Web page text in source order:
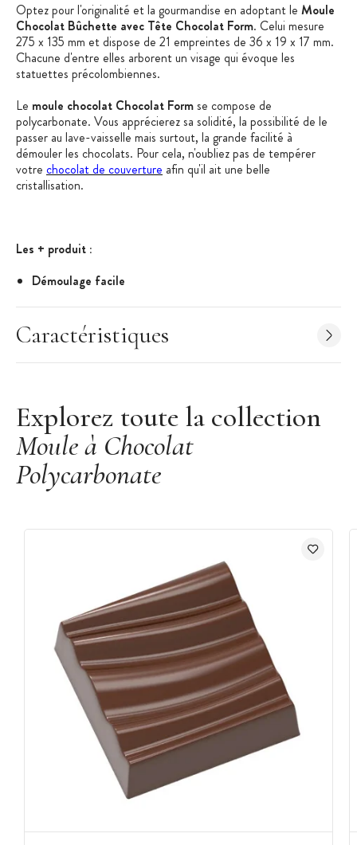
Optez pour l'originalité et la gourmandise en adoptant le Moule
Chocolat Bûchette avec Tête Chocolat Form. Celui mesure
275 x 135 mm et dispose de 21 empreintes de 36 x 19 x 17 mm.
Chacune d'entre elles arborent un visage qui évoque les
statuettes précolombiennes.
Le moule chocolat Chocolat Formse compose de
polycarbonate. Vous apprécierez sa solidité, la possibilité de le
passer au lave-vaisselle mais surtout, la grande facilité à
démouler les chocolats. Pour cela, n'oubliez pas de tempérer
votre chocolat de couverture afin qu'il ait une belle
cristallisation.
Les + produit :
Démoulage facile
Entretien simple
Caractéristiques du Moule à Chocolat
Dimensions du moule : 135 x 275 x 24 mm
Dimension de chaque moulage : 36 x 19 x 17 mm
Poids de chaque moulage : environ 11,50 g
Matériau : 100% polycarbonate
Moule vendu à l'unité
Caractéristiques
Explorez toute la collection
Moule à Chocolat
Polycarbonate